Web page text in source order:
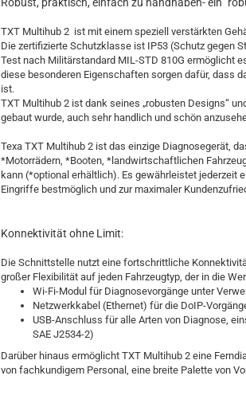
TXT Multihub 2 ist mit einem speziell verstärkten
Die zertifizierte Schutzklasse ist IP53 (Schutz gegen
Test nach Militärstandard MIL-STD 810G ermöglicht
diese besonderen Eigenschaften sorgen dafür, dass
ist.
TXT Multihub 2 ist dank seines „robusten Designs“
gebaut wurde, auch sehr handlich und schön
Texa TXT Multihub 2 ist das einzige Diagnosegerät,
*Motorrädern, *Booten, *landwirtschaftlichen
kann (*optional erhältlich). Es gewährleistet jederzeit
Eingriffe bestmöglich und zur maximaler
Konnektivität ohne Limit:
Die Schnittstelle nutzt eine fortschrittliche
großer Flexibilität auf jeden Fahrzeugtyp, der in die
Wi-Fi-Modul für Diagnosevorgänge unter
Netzwerkkabel (Ethernet) für die DoIP-
USB-Anschluss für alle Arten von Diagnose,
SAE J2534-2)
Darüber hinaus ermöglicht TXT Multihub 2 eine
von fachkundigem Personal, eine breite Palette von